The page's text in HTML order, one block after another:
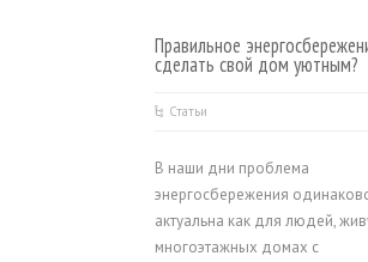
Правильное
сделать свой дом уютным?
Статьи
В наши дни проблема
энергосбережения
актуальна как для людей,
многоэтажных домах с